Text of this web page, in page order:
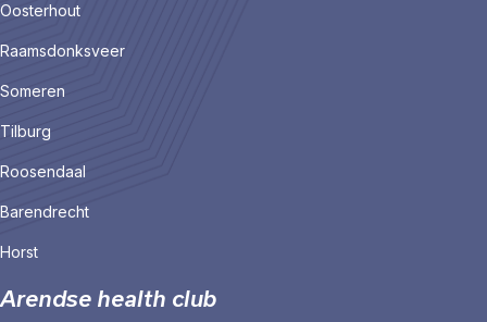
Oosterhout
Raamsdonksveer
Someren
Tilburg
Roosendaal
Barendrecht
Horst
Arendse health club